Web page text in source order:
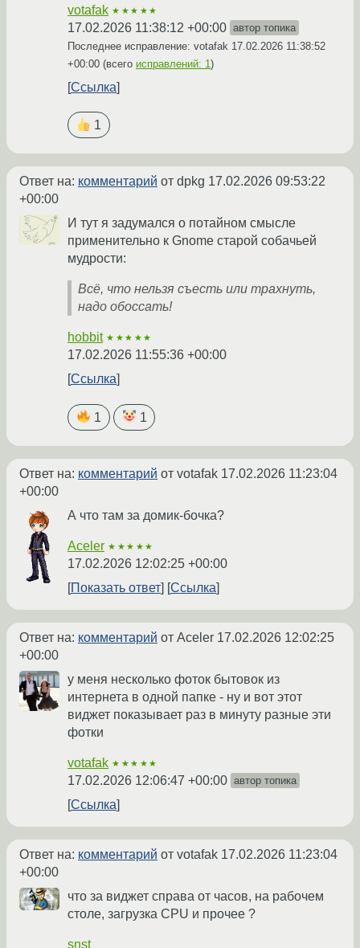
votafak ★★★★★
17.02.2026 11:38:12 +00:00 автор топика
Последнее исправление: votafak 17.02.2026 11:38:52
+00:00 (всего исправлений: 1)
Ссылка
1
Ответ на: комментарий от dpkg 17.02.2026 09:53:22
+00:00
И тут я задумался о потайном смысле
применительно к Gnome старой собачьей
мудрости:
Всё, что нельзя съесть или трахнуть,
надо обоссать!
hobbit ★★★★★
17.02.2026 11:55:36 +00:00
Ссылка
1 1
Ответ на: комментарий от votafak 17.02.2026 11:23:04
+00:00
А что там за домик-бочка?
Aceler ★★★★★
17.02.2026 12:02:25 +00:00
Показать ответ
Ссылка
Ответ на: комментарий от Aceler 17.02.2026 12:02:25
+00:00
у меня несколько фоток бытовок из
интернета в одной папке - ну и вот этот
виджет показывает раз в минуту разные эти
фотки
votafak ★★★★★
17.02.2026 12:06:47 +00:00 автор топика
Ссылка
Ответ на: комментарий от votafak 17.02.2026 11:23:04
+00:00
что за виджет справа от часов, на рабочем
столе, загрузка CPU и прочее ?
snst